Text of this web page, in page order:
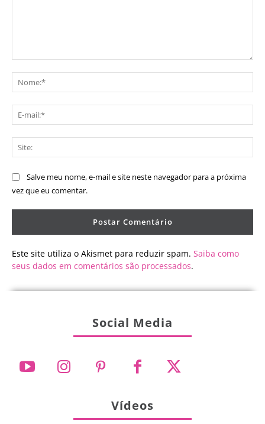
Salve meu nome, e-mail e site neste navegador para a próxima
vez que eu comentar.
Este site utiliza o Akismet para reduzir spam. Saiba como
seus dados em comentários são processados.
Social Media
Vídeos